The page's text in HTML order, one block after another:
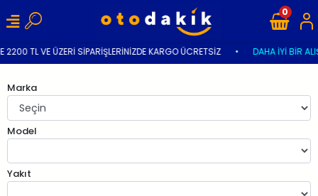
2200 TL VE ÜZERİ SİPARİŞLERİNİZDE KARGO ÜCRETSİZ DAHA İYİ BİR
0
Marka
Model
Yakıt